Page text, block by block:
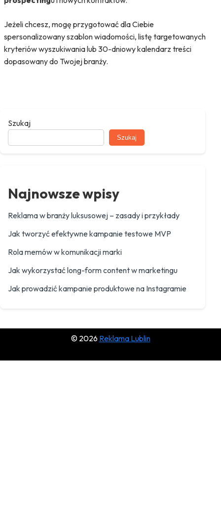
Jeżeli chcesz, mogę przygotować dla Ciebie
spersonalizowany szablon wiadomości, listę targetowanych
kryteriów wyszukiwania lub 30-dniowy kalendarz treści
dopasowany do Twojej branży.
Szukaj
Szukaj
Najnowsze wpisy
Reklama w branży luksusowej – zasady i przykłady
Jak tworzyć efektywne kampanie testowe MVP
Rola memów w komunikacji marki
Jak wykorzystać long-form content w marketingu
Jak prowadzić kampanie produktowe na Instagramie
© 2026 Reklama Lublin